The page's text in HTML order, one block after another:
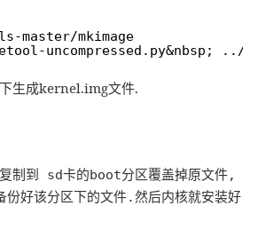
master/mkimage
uncompressed.py&nbsp; ../
生成kernel.img文件.
到 sd卡的boot分区覆盖掉原文件,
份好该分区下的文件.然后内核就安装好